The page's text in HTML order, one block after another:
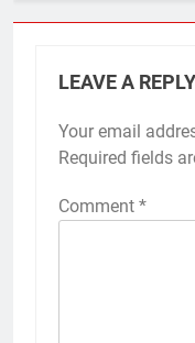
LEAVE A REPLY
Your email
Required fields
Comment *